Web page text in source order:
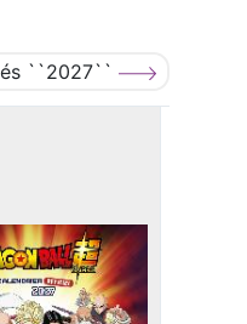
``2027``